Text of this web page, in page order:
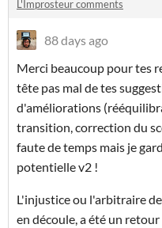
L'Improsteur comments
88 days ago
Merci beaucoup pour tes
tête pas mal de tes
d'améliorations
transition, correction du
faute de temps mais je
potentielle v2 !
L'injustice ou l'arbitraire
en découle, a été un